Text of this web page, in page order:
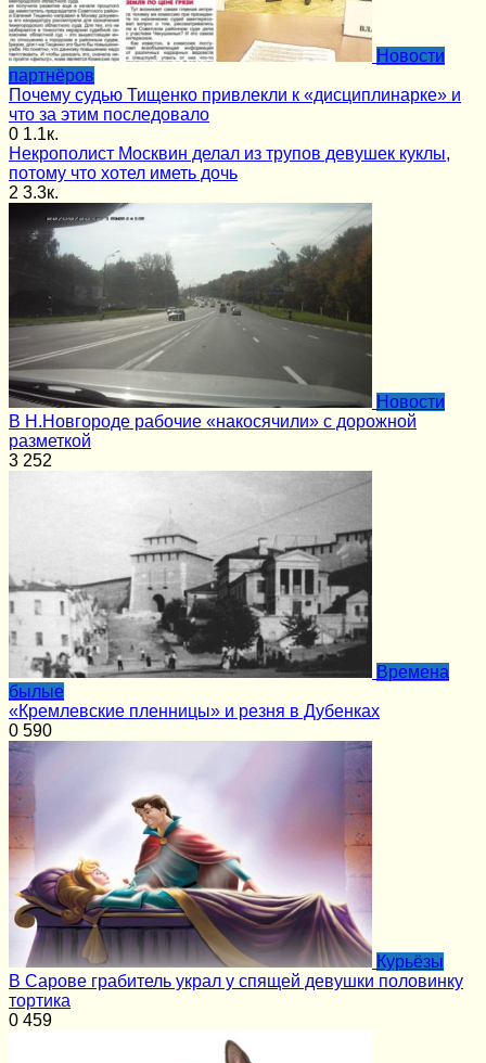
Новости
партнёров
Почему судью Тищенко привлекли к «дисциплинарке» и
что за этим последовало
0 1.1к.
Некрополист Москвин делал из трупов девушек куклы,
потому что хотел иметь дочь
2 3.3к.
Новости
В Н.Новгороде рабочие «накосячили» с дорожной
разметкой
3 252
Времена
былые
«Кремлевские пленницы» и резня в Дубенках
0 590
Курьёзы
В Сарове грабитель украл у спящей девушки половинку
тортика
0 459